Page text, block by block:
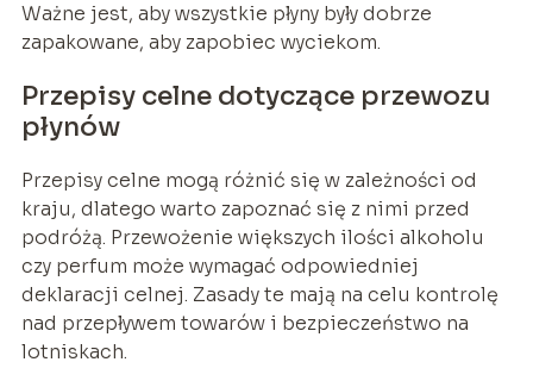
Ważne jest, aby wszystkie płyny były dobrze
zapakowane, aby zapobiec wyciekom.
Przepisy celne dotyczące przewozu
płynów
Przepisy celne mogą różnić się w zależności od
kraju, dlatego warto zapoznać się z nimi przed
podróżą. Przewożenie większych ilości alkoholu
czy perfum może wymagać odpowiedniej
deklaracji celnej. Zasady te mają na celu kontrolę
nad przepływem towarów i bezpieczeństwo na
lotniskach.